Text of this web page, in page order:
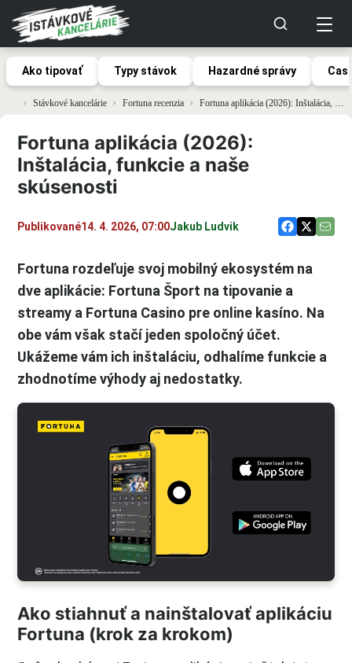
Ako tipovať Typy stávok Hazardné správy
Stávkové kancelárie Fortuna recenzia Fortuna aplikácia (2026): Inštalácia, funkcie a naše skúsenosti
Fortuna aplikácia (2026):
Inštalácia, funkcie a naše
skúsenosti
Publikované14. 4. 2026, 07:00Jakub Ludvik
Fortuna rozdeľuje svoj mobilný ekosystém na
dve aplikácie: Fortuna Šport na tipovanie a
streamy a Fortuna Casino pre online kasíno. Na
obe vám však stačí jeden spoločný účet.
Ukážeme vám ich inštaláciu, odhalíme funkcie a
zhodnotíme výhody aj nedostatky.
Ako stiahnuť a nainštalovať aplikáciu
Fortuna (krok za krokom)